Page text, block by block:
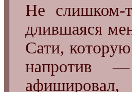
Не слишком-
длившаяся
Сати,
напротив